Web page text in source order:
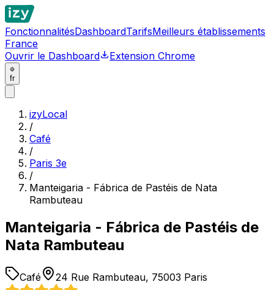
FonctionnalitésDashboardTarifsMeilleurs établissements
France
Ouvrir le Dashboard
Extension Chrome
fr
izyLocal
/
Café
/
Paris 3e
/
Manteigaria - Fábrica de Pastéis de Nata
Rambuteau
Manteigaria - Fábrica de Pastéis de
Nata Rambuteau
Café 24 Rue Rambuteau, 75003 Paris